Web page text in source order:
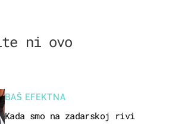
ni ovo
BAŠ EFEKTNA
Kada smo na zadarskoj rivi